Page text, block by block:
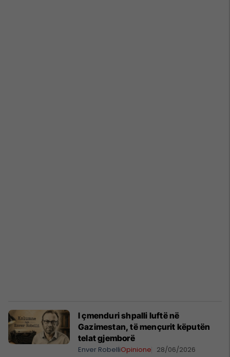
I çmenduri shpalli luftë në
Gazimestan, të mençurit këputën
telat gjemborë
Enver RobelliOpinione 28/06/2026